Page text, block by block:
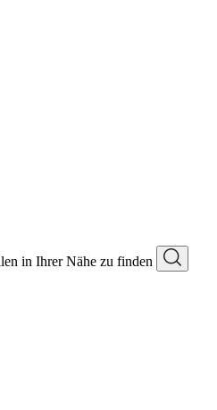
in Ihrer Nähe zu finden